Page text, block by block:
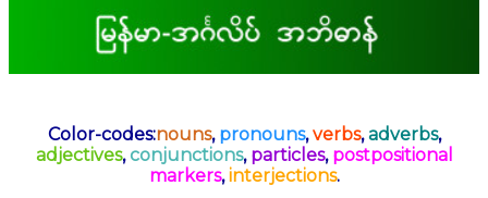
Color-codes:nouns, pronouns,verbs,adverbs,
adjectives,conjunctions, particles, postpositional
markers,interjections.